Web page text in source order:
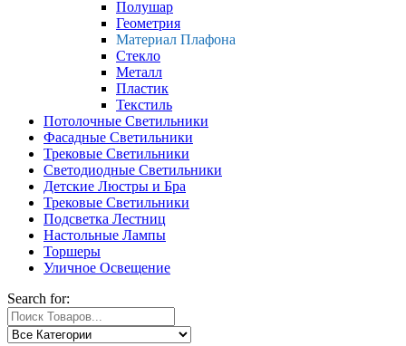
Полушар
Геометрия
Материал Плафона
Стекло
Металл
Пластик
Текстиль
Потолочные Светильники
Фасадные Светильники
Трековые Светильники
Светодиодные Светильники
Детские Люстры и Бра
Трековые Светильники
Подсветка Лестниц
Настольные Лампы
Торшеры
Уличное Освещение
Search for: